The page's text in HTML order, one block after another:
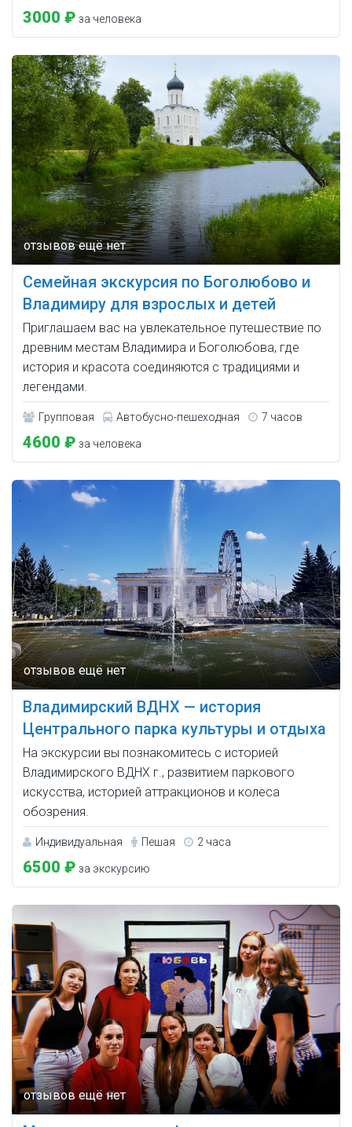
3000 ₽ за человека
Семейная экскурсия по Боголюбово и
Владимиру для взрослых и детей
Приглашаем вас на увлекательное путешествие по
древним местам Владимира и Боголюбова, где
история и красота соединяются с традициями и
легендами.
Групповая Автобусно-пешеходная 7 часов
4600 ₽ за человека
Владимирский ВДНХ — история
Центрального парка культуры и отдыха
На экскурсии вы познакомитесь с историей
Владимирского ВДНХ г., развитием паркового
искусства, историей аттракционов и колеса
обозрения.
Индивидуальная Пешая 2 часа
6500 ₽ за экскурсию